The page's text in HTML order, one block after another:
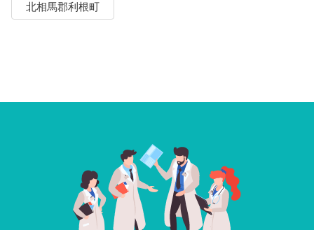
北相馬郡利根町